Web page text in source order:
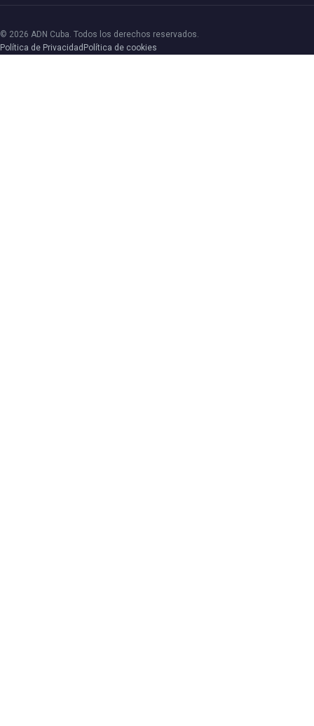
© 2026 ADN Cuba. Todos los derechos reservados.
Política de Privacidad Política de cookies